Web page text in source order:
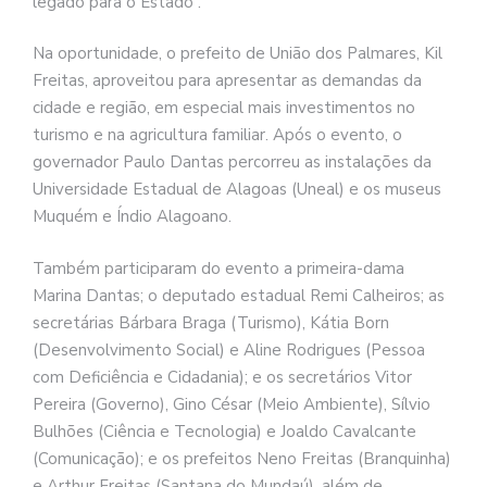
Na oportunidade, o prefeito de União dos Palmares, Kil
Freitas, aproveitou para apresentar as demandas da
cidade e região, em especial mais investimentos no
turismo e na agricultura familiar. Após o evento, o
governador Paulo Dantas percorreu as instalações da
Universidade Estadual de Alagoas (Uneal) e os museus
Muquém e Índio Alagoano.
Também participaram do evento a primeira-dama
Marina Dantas; o deputado estadual Remi Calheiros; as
secretárias Bárbara Braga (Turismo), Kátia Born
(Desenvolvimento Social) e Aline Rodrigues (Pessoa
com Deficiência e Cidadania); e os secretários Vitor
Pereira (Governo), Gino César (Meio Ambiente), Sílvio
Bulhões (Ciência e Tecnologia) e Joaldo Cavalcante
(Comunicação); e os prefeitos Neno Freitas (Branquinha)